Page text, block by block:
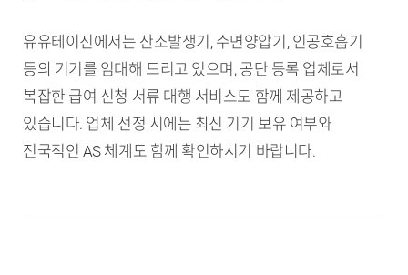
유유테이진에서는 산소발생기, 수면양압기, 인공호흡기
등의 기기를 임대해 드리고 있으며, 공단 등록 업체로서
복잡한 급여 신청 서류 대행 서비스도 함께 제공하고
있습니다. 업체 선정 시에는 최신 기기 보유 여부와
전국적인 AS 체계도 함께 확인하시기 바랍니다.